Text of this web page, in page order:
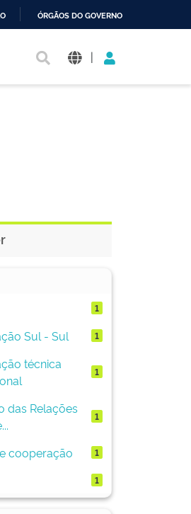
ÓRGÃOS DO GOVERNO
|
1
Sul - Sul 1
técnica
1
das Relações
1
cooperação 1
1